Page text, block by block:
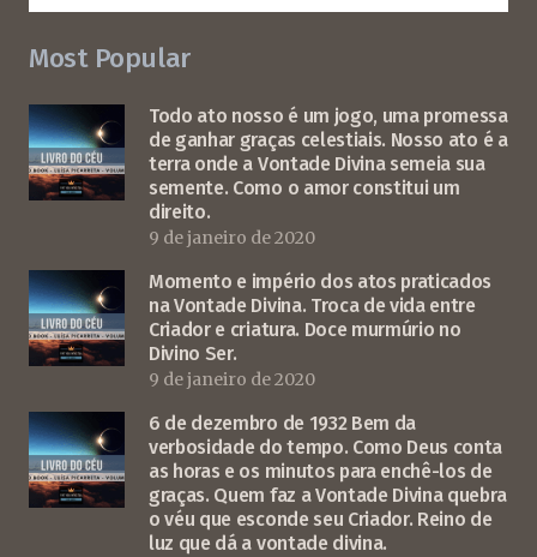
Most Popular
Todo ato nosso é um jogo, uma promessa
de ganhar graças celestiais. Nosso ato é a
terra onde a Vontade Divina semeia sua
semente. Como o amor constitui um
direito.
9 de janeiro de 2020
Momento e império dos atos praticados
na Vontade Divina. Troca de vida entre
Criador e criatura. Doce murmúrio no
Divino Ser.
9 de janeiro de 2020
6 de dezembro de 1932 Bem da
verbosidade do tempo. Como Deus conta
as horas e os minutos para enchê-los de
graças. Quem faz a Vontade Divina quebra
o véu que esconde seu Criador. Reino de
luz que dá a vontade divina.